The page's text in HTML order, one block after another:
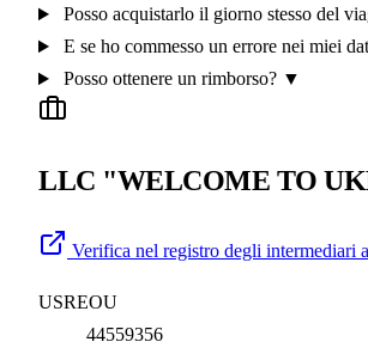
Posso acquistarlo il giorno stesso del
E se ho commesso un errore nei miei
Posso ottenere un rimborso? ▼
LLC "WELCOME TO
Verifica nel registro degli intermediari
USREOU
44559356